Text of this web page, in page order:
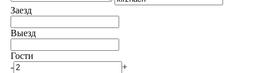
Заезд
Выезд
Гости
-
+